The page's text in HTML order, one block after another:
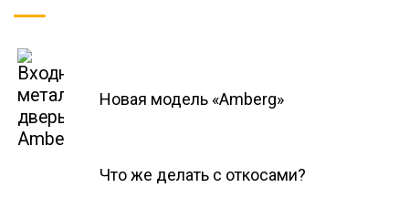
Новая модель «Amberg»
Что же делать с откосами?